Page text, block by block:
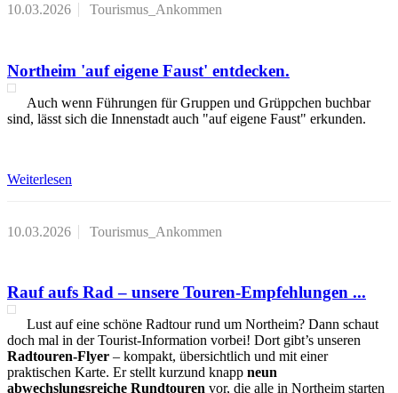
10.03.2026 Tourismus_Ankommen
Northeim 'auf eigene Faust' entdecken.
Auch wenn Führungen für Gruppen und Grüppchen buchbar
sind, lässt sich die Innenstadt auch "auf eigene Faust" erkunden.
Weiterlesen
10.03.2026 Tourismus_Ankommen
Rauf aufs Rad – unsere Touren-Empfehlungen ...
Lust auf eine schöne Radtour rund um Northeim? Dann schaut
doch mal in der Tourist-Information vorbei! Dort gibt’s unseren
Radtouren-Flyer – kompakt, übersichtlich und mit einer
praktischen Karte. Er stellt kurzund knapp neun
abwechslungsreiche Rundtouren vor, die alle in Northeim starten